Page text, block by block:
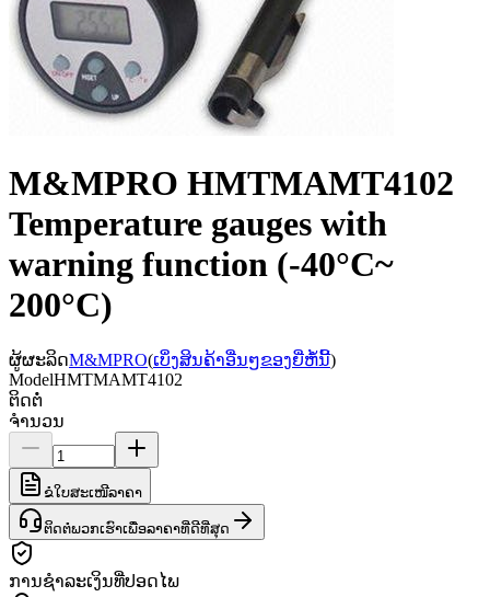
M&MPRO HMTMAMT4102
Temperature gauges with
warning function (-40°C~
200°C)
ຜູ້ຜະລິດM&MPRO(ເບິ່ງສິນຄ້າອື່ນໆຂອງຍີ່ຫໍ້ນີ້)
ModelHMTMAMT4102
ຕິດຕໍ່
ຈຳນວນ
ຂໍໃບສະເໜີລາຄາ
ຕິດຕໍ່ພວກເຮົາເພື່ອລາຄາທີ່ດີທີ່ສຸດ
ການຊຳລະເງິນທີ່ປອດໄພ